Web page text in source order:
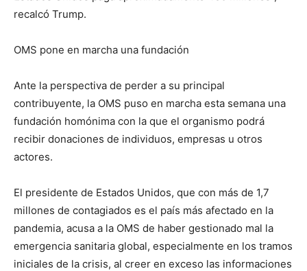
recalcó Trump.
OMS pone en marcha una fundación
Ante la perspectiva de perder a su principal
contribuyente, la OMS puso en marcha esta semana una
fundación homónima con la que el organismo podrá
recibir donaciones de individuos, empresas u otros
actores.
El presidente de Estados Unidos, que con más de 1,7
millones de contagiados es el país más afectado en la
pandemia, acusa a la OMS de haber gestionado mal la
emergencia sanitaria global, especialmente en los tramos
iniciales de la crisis, al creer en exceso las informaciones